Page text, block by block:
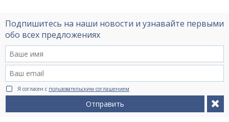
Подпишитесь на наши новости и узнавайте первыми
обо всех предложениях
Я согласен с пользовательским соглашением
Отправить